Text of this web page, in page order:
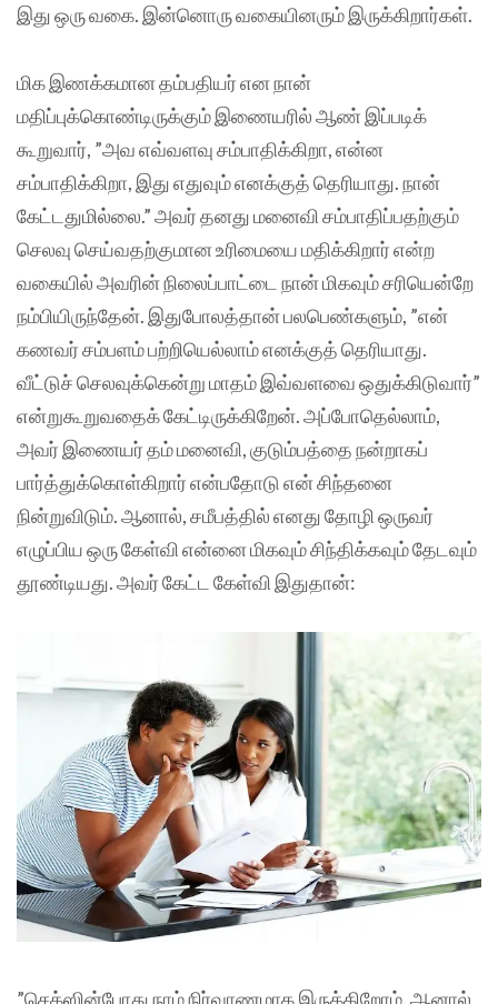
இது ஒரு வகை. இன்னொரு வகையினரும் இருக்கிறார்கள்.
மிக இணக்கமான தம்பதியர் என நான்
மதிப்புக்கொண்டிருக்கும் இணையரில் ஆண் இப்படிக்
கூறுவார், ”அவ எவ்வளவு சம்பாதிக்கிறா, என்ன
சம்பாதிக்கிறா, இது எதுவும் எனக்குத் தெரியாது. நான்
கேட்டதுமில்லை.” அவர் தனது மனைவி சம்பாதிப்பதற்கும்
செலவு செய்வதற்குமான உரிமையை மதிக்கிறார் என்ற
வகையில் அவரின் நிலைப்பாட்டை நான் மிகவும் சரியென்றே
நம்பியிருந்தேன். இதுபோலத்தான் பலபெண்களும், ”என்
கணவர் சம்பளம் பற்றியெல்லாம் எனக்குத் தெரியாது.
வீட்டுச் செலவுக்கென்று மாதம் இவ்வளவை ஒதுக்கிடுவார்”
என்றுகூறுவதைக் கேட்டிருக்கிறேன். அப்போதெல்லாம்,
அவர் இணையர் தம் மனைவி, குடும்பத்தை நன்றாகப்
பார்த்துக்கொள்கிறார் என்பதோடு என் சிந்தனை
நின்றுவிடும். ஆனால், சமீபத்தில் எனது தோழி ஒருவர்
எழுப்பிய ஒரு கேள்வி என்னை மிகவும் சிந்திக்கவும் தேடவும்
தூண்டியது. அவர் கேட்ட கேள்வி இதுதான்:
”செக்ஸின்போது நாம் நிர்வாணமாக இருக்கிறோம். ஆனால்,